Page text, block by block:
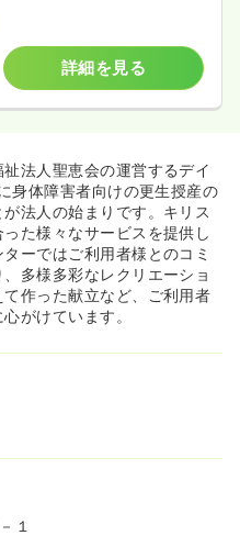
詳細を見る
法人聖恵会の運営するデイ
身体障害者向けの更生授産の
法人の始まりです。キリス
た様々なサービスを提供し
ーではご利用者様とのコミ
多様多彩なレクリエーショ
作った献立など、ご利用者
がけています。
１